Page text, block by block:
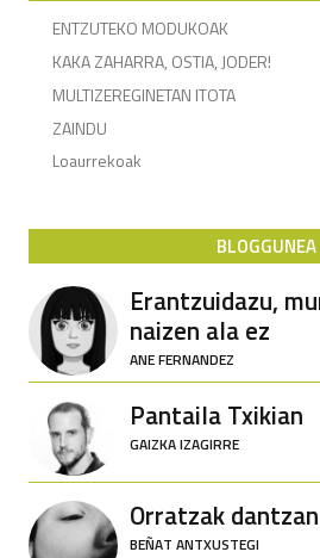
ENTZUTEKO MODUKOAK
KAKA ZAHARRA, OSTIA, JODER!
MULTIZEREGINETAN ITOTA
ZAINDU
Loaurrekoak
BLOGGUNEA
Erantzuidazu,
naizen ala ez
ANE FERNANDEZ
Pantaila Txikian
GAIZKA IZAGIRRE
Orratzak dantzan
BEÑAT ANTXUSTEGI